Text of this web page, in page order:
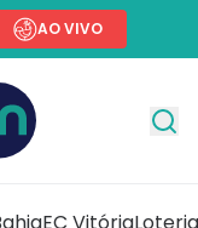
AO VIVO